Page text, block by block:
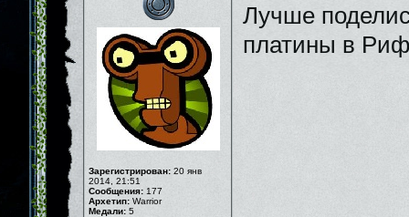
Зарегистрирован: 20 янв
2014, 21:51
Сообщения: 177
Архетип: Warrior
Медали: 5
Лучше
платины в